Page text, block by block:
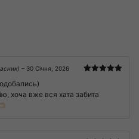
– 30 Січня, 2026
хоча вже вся хата забита